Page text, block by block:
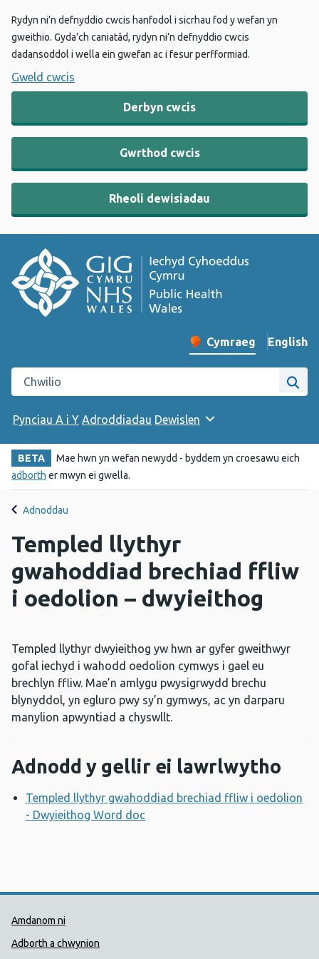
Rydyn ni’n defnyddio cwcis hanfodol i sicrhau fod y wefan yn
gweithio. Gyda’ch caniatâd, rydyn ni’n defnyddio cwcis
dadansoddol i wella ein gwefan ac i fesur perfformiad.
Gweld cwcis
Derbyn cwcis
Gwrthod cwcis
Rheoli dewisiadau
Newid iaith y wefan
Cymraeg English
–
Chwilio gwefan Iechyd Cyhoeddus Cymru
Pynciau A i Y Adroddiadau Dewislen
BETA
Mae hwn yn wefan newydd - byddem yn croesawu eich
adborth er mwyn ei gwella.
Adnoddau
Templed llythyr
gwahoddiad brechiad ffliw
i oedolion – dwyieithog
Templed llythyr dwyieithog yw hwn ar gyfer gweithwyr
gofal iechyd i wahodd oedolion cymwys i gael eu
brechlyn ffliw. Mae’n amlygu pwysigrwydd brechu
blynyddol, yn egluro pwy sy’n gymwys, ac yn darparu
manylion apwyntiad a chyswllt.
Adnodd y gellir ei lawrlwytho
Templed llythyr gwahoddiad brechiad ffliw i oedolion
- Dwyieithog Word doc
Dolenni Cymorth Iechyd
Amdanom ni
Adborth a chwynion